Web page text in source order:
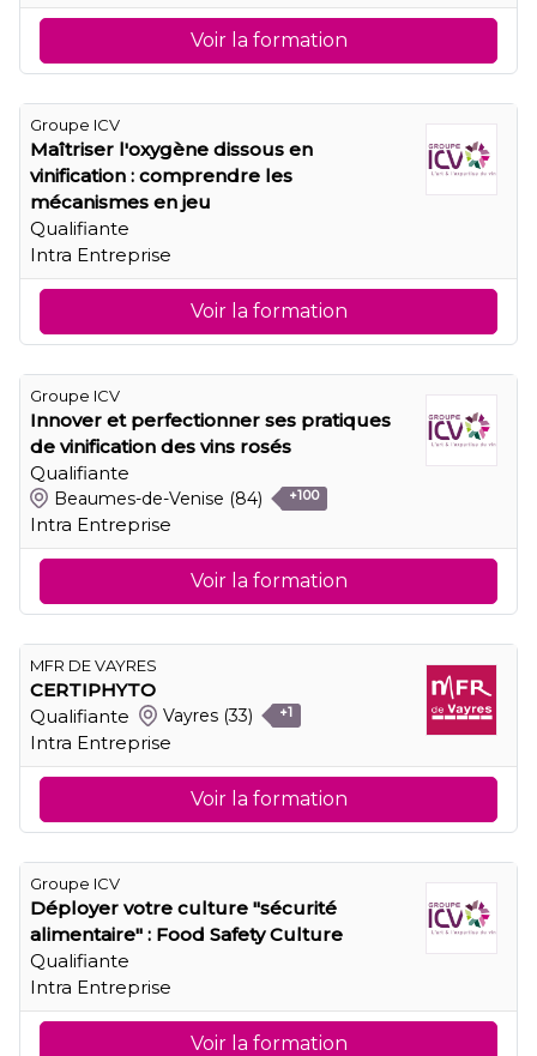
Voir la formation
Groupe ICV
Maîtriser l'oxygène dissous en
vinification : comprendre les
mécanismes en jeu
Qualifiante
Intra Entreprise
Voir la formation
Groupe ICV
Innover et perfectionner ses pratiques
de vinification des vins rosés
Qualifiante
Beaumes-de-Venise (84) +100
Intra Entreprise
Voir la formation
MFR DE VAYRES
CERTIPHYTO
Qualifiante
Vayres (33) +1
Intra Entreprise
Voir la formation
Groupe ICV
Déployer votre culture "sécurité
alimentaire" : Food Safety Culture
Qualifiante
Intra Entreprise
Voir la formation